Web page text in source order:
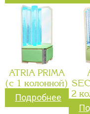
ATRIA PRIMA
(с 1 колонной)
Подробнее
2